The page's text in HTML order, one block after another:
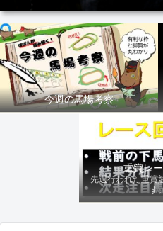
今週の馬場考察
重賞レ
先週行われた重賞
す